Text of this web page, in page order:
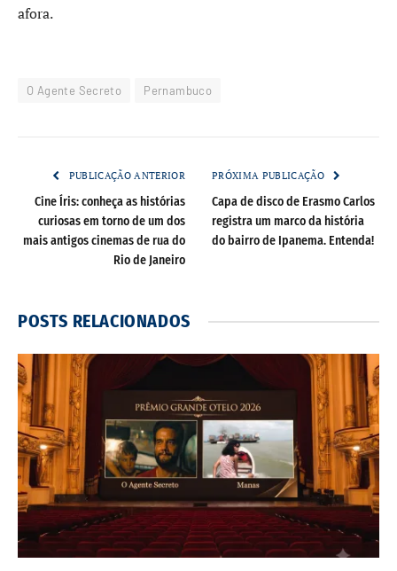
afora.
O Agente Secreto Pernambuco
PUBLICAÇÃO ANTERIOR
Cine Íris: conheça as histórias
curiosas em torno de um dos
mais antigos cinemas de rua do
Rio de Janeiro
PRÓXIMA PUBLICAÇÃO
Capa de disco de Erasmo Carlos
registra um marco da história
do bairro de Ipanema. Entenda!
POSTS RELACIONADOS